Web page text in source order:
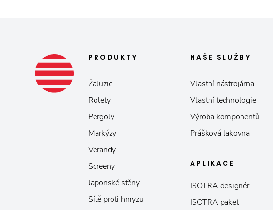
PRODUKTY
Žaluzie
Rolety
Pergoly
Markýzy
Verandy
Screeny
Japonské stěny
Sítě proti hmyzu
NAŠE SLUŽBY
Vlastní nástrojárna
Vlastní technologie
Výroba komponentů
Prášková lakovna
APLIKACE
ISOTRA designér
ISOTRA paket